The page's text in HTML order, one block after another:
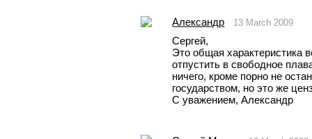
Александр 13 March 2009
Сергей,
Это общая
отпустить в свободное
ничего, кроме порно не
государством, но это же
С уважением, Александр